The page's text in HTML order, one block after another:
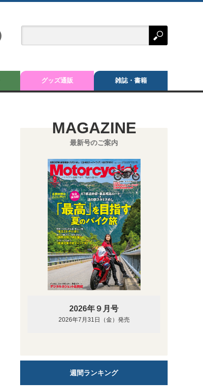
グッズ通販 雑誌・書籍
柴田カメラマンはの愛車は、タイヤをダンロップ
MAGAZINE
最新号のご案内
2026年９月号
2026年7月31日（金）発売
週間ランキング